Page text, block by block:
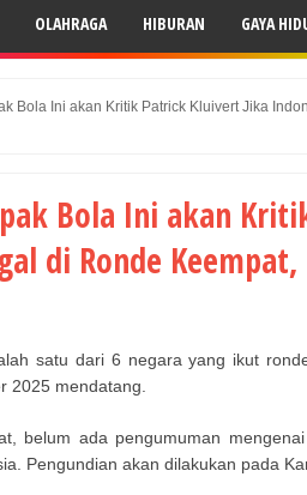
OLAHRAGA HIBURAN GAYA
Bola Ini akan Kritik Patrick Kluivert Jika
Bola Ini akan
di Ronde
satu dari 6 negara yang ikut
2025 mendatang.
belum ada pengumuman
Pengundian akan dilakukan pada